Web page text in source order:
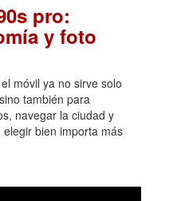
pro:
y foto
móvil ya no sirve solo
también para
navegar la ciudad y
bien importa más